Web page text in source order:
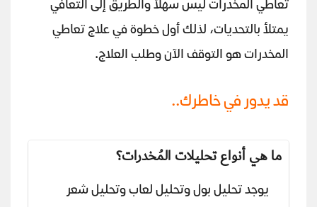
تعاطي المخدرات ليس سهلاً والطريق إلى التعافي
يمتلأ بالتحديات، لذلك أول خطوة في علاج تعاطي
المخدرات هو التوقف الآن وطلب العلاج.
قد يدور في خاطرك..
ما هي أنواع تحليلات المُخدرات؟
يوجد تحليل بول وتحليل لعاب وتحليل شعر